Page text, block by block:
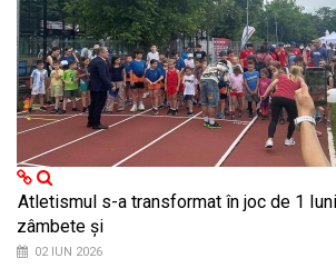
Atletismul s-a transformat în joc de 1
zâmbete și
02 IUN 2026